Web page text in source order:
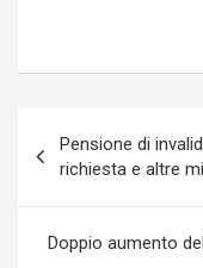
articoli
Pensione di
richiesta e altre
Doppio aumento